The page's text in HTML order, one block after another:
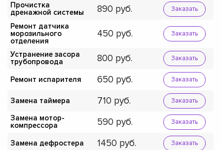
Прочистка
дренажной системы
890 Заказать
Ремонт датчика
морозильного
отделения
450 Заказать
Устранение засора
трубопровода
800 Заказать
Ремонт испарителя 650 Заказать
Замена таймера 710 Заказать
Замена мотор-
компрессора
590 Заказать
Замена дефростера 1450 Заказать